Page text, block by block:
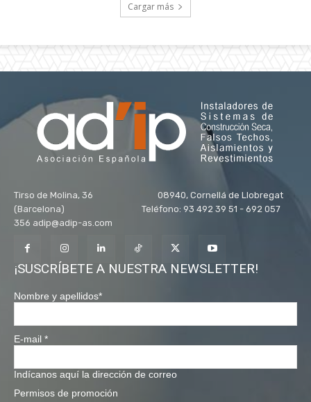
Cargar más
Tirso de Molina, 36 08940, Cornellá de Llobregat
(Barcelona) Teléfono: 93 492 39 51 - 692 057
356 adip@adip-as.com
¡SUSCRÍBETE A NUESTRA NEWSLETTER!
Nombre y apellidos*
E-mail *
Indícanos aquí la dirección de correo
Permisos de promoción